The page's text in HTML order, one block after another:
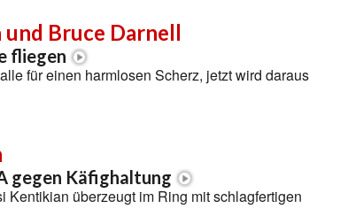
Bruce Darnell
fliegen
für einen harmlosen Scherz, jetzt wird daraus
gegen Käfighaltung
Kentikian überzeugt im Ring mit schlagfertigen